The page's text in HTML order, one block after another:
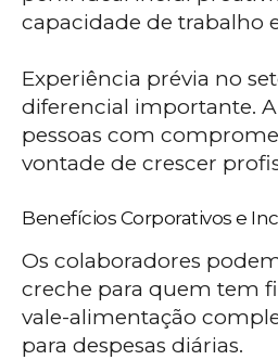
capacidade de trabalho
Experiência prévia no
diferencial importante.
pessoas com
vontade de crescer
Benefícios Corporativos e
Os colaboradores
creche para quem tem
vale-alimentação
para despesas diárias.